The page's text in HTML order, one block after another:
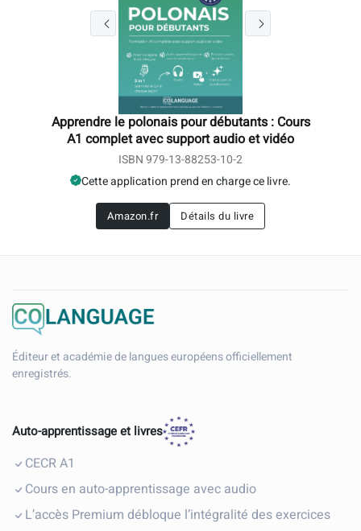
Apprendre le polonais pour débutants : Cours
A1 complet avec support audio et vidéo
ISBN 979-13-88253-10-2
Cette application prend en charge ce livre.
Amazon.fr Détails du livre
Éditeur et académie de langues européens officiellement
enregistrés.
Auto-apprentissage et livres
CECR A1
Cours en auto-apprentissage avec audio
L’accès Premium débloque l’intégralité des exercices